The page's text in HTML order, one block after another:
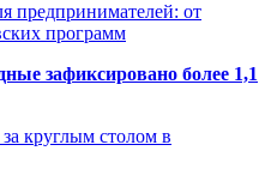
предпринимателей: от
программ
зафиксировано более 1,1
круглым столом в